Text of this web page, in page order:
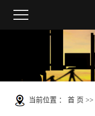
当前位置 ： 首 页 >>